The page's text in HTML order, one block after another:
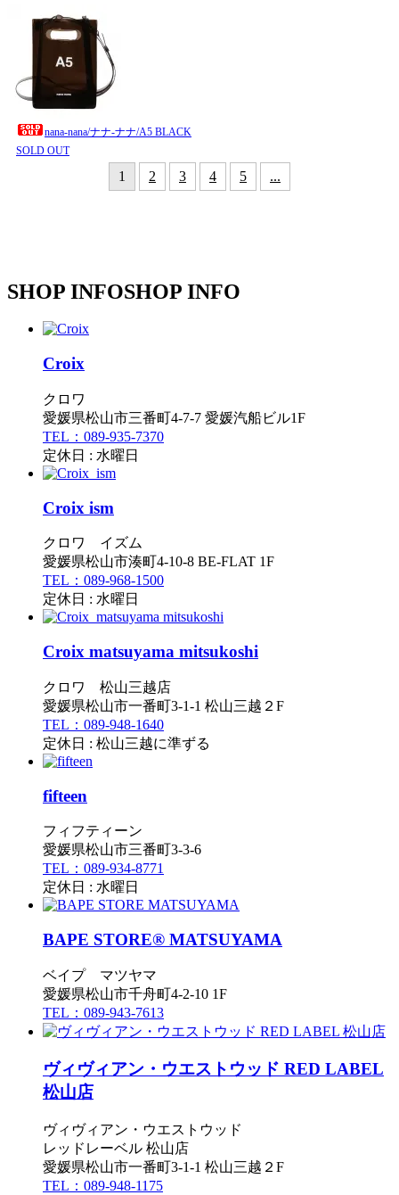
nana-nana/ナナ-ナナ/A5 BLACK
SOLD OUT
1 2 3 4 5 ...
SHOP INFOSHOP INFO
Croix
クロワ
愛媛県松山市三番町4-7-7 愛媛汽船ビル1F
TEL：089-935-7370
定休日 : 水曜日
Croix ism
クロワ イズム
愛媛県松山市湊町4-10-8 BE-FLAT 1F
TEL：089-968-1500
定休日 : 水曜日
Croix matsuyama mitsukoshi
クロワ 松山三越店
愛媛県松山市一番町3-1-1 松山三越２F
TEL：089-948-1640
定休日 : 松山三越に準ずる
fifteen
フィフティーン
愛媛県松山市三番町3-3-6
TEL：089-934-8771
定休日 : 水曜日
BAPE STORE® MATSUYAMA
ベイプ マツヤマ
愛媛県松山市千舟町4-2-10 1F
TEL：089-943-7613
ヴィヴィアン・ウエストウッド RED LABEL
松山店
ヴィヴィアン・ウエストウッド
レッドレーベル 松山店
愛媛県松山市一番町3-1-1 松山三越２F
TEL：089-948-1175